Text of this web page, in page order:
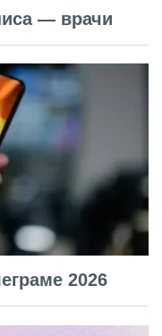
— врачи
2026